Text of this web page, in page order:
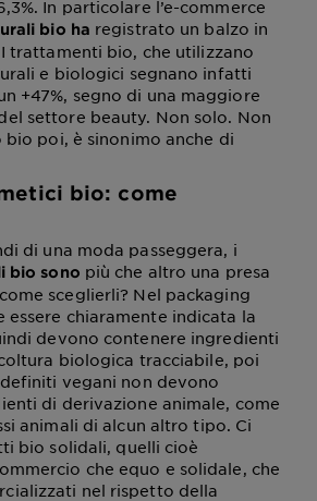
In particolare l’e-commerce
bio ha registrato un balzo in
trattamenti bio, che utilizzano
e biologici segnano infatti
+47%, segno di una maggiore
settore beauty. Non solo. Non
bio poi, è sinonimo anche di
bio: come
di una moda passeggera, i
bio sono più che altro una presa
sceglierli? Nel packaging
chiaramente indicata la
devono contenere ingredienti
biologica tracciabile, poi
vegani non devono
di derivazione animale, come
animali di alcun altro tipo. Ci
bio solidali, quelli cioè
che equo e solidale, che
nel rispetto della